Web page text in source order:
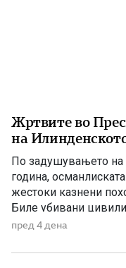
Жртвите во
на
По задушувањето на
година,
жестоки казнени
Биле убивани
села, ограбувани
планините и во
пред 4 дена